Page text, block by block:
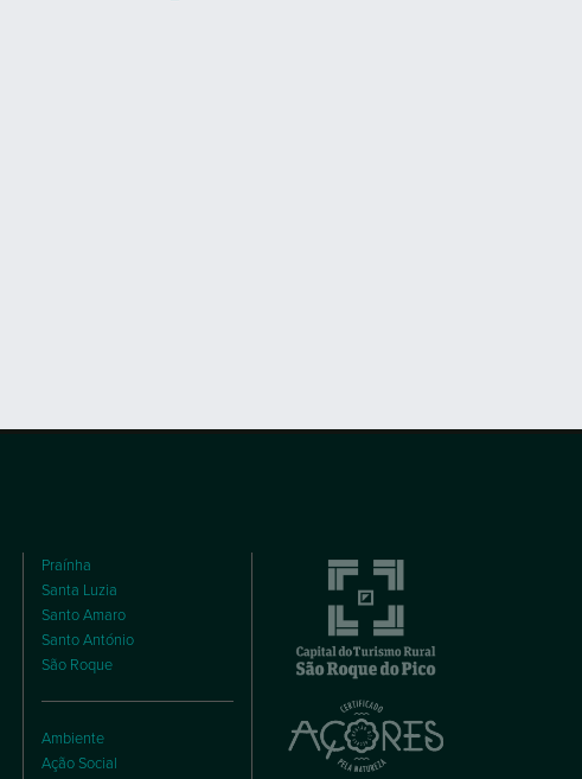
Praínha
Santa Luzia
Santo Amaro
Santo António
São Roque
Ambiente
Ação Social